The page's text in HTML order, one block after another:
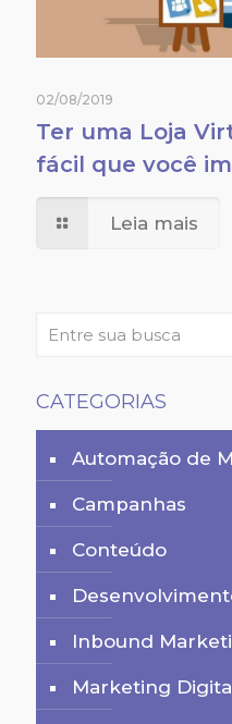
02/08/2019
Ter uma Loja
fácil que você
Leia mais
CATEGORIAS
Automação de
Campanhas
Conteúdo
Inbound
Marketing